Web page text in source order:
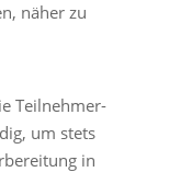
näher zu
Teilnehmer-
um stets
in